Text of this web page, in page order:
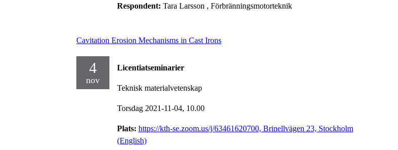
Respondent: Tara Larsson , Förbränningsmotorteknik
Cavitation Erosion Mechanisms in Cast Irons
4
nov
Licentiatseminarier
Teknisk materialvetenskap
Torsdag 2021-11-04, 10.00
Plats: https://kth-se.zoom.us/j/63461620700, Brinellvägen 23, Stockholm
(English)